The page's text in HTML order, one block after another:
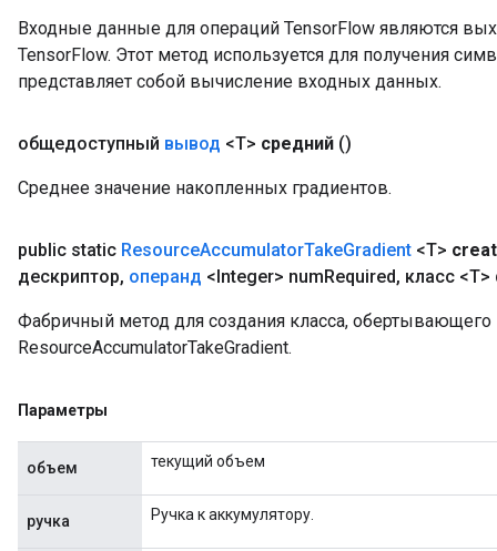
Входные данные для операций TensorFlow являются
TensorFlow. Этот метод используется для получения
представляет собой вычисление входных данных.
общедоступный вывод <T> средний ()
Среднее значение накопленных градиентов.
public static ResourceAccumulatorTakeGradient <T>
дескриптор, операнд <Integer> numRequired, класс <T>
Фабричный метод для создания класса,
ResourceAccumulatorTakeGradient.
Параметры
объем текущий объем
ручка Ручка к аккумулятору.